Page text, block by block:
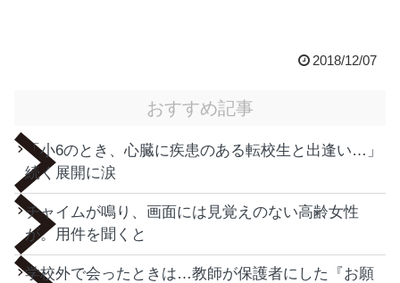
2018/12/07
おすすめ記事
「小6のとき、心臓に疾患のある転校生と出逢い…」
続く展開に涙
チャイムが鳴り、画面には見覚えのない高齢女性
が。用件を聞くと
学校外で会ったときは…教師が保護者にした『お願